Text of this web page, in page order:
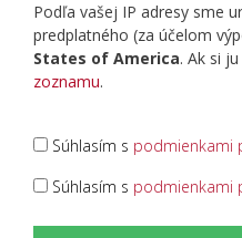
Podľa vašej IP adresy sme
predplatného (za účelom
States of America. Ak si
zoznamu.
Súhlasím s podmienkami
Súhlasím s podmienkami